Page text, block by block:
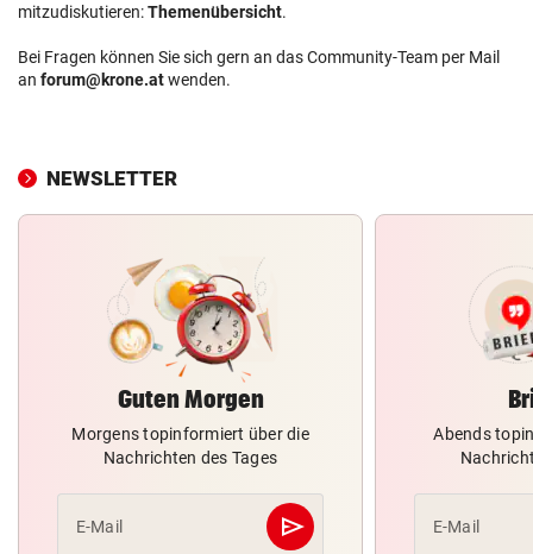
mitzudiskutieren:Themenübersicht.
Bei Fragen können Sie sich gern an das Community-Team per Mail
an forum@krone.atwenden.
NEWSLETTER
Guten Morgen
Morgens topinformiert über die
Nachrichten des Tages
E-Mail send
Abschicken
Abends
E-Mail